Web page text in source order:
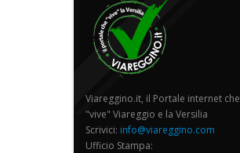
Viareggino.it, il Portale internet che
"vive" Viareggio e la Versilia
Scrivici: info@viareggino.com
Ufficio Stampa: